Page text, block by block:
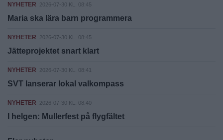
NYHETER 2026-07-30 KL. 08:45
Maria ska lära barn programmera
NYHETER 2026-07-30 KL. 08:45
Jätteprojektet snart klart
NYHETER 2026-07-30 KL. 08:41
SVT lanserar lokal valkompass
NYHETER 2026-07-30 KL. 08:40
I helgen: Mullerfest på flygfältet